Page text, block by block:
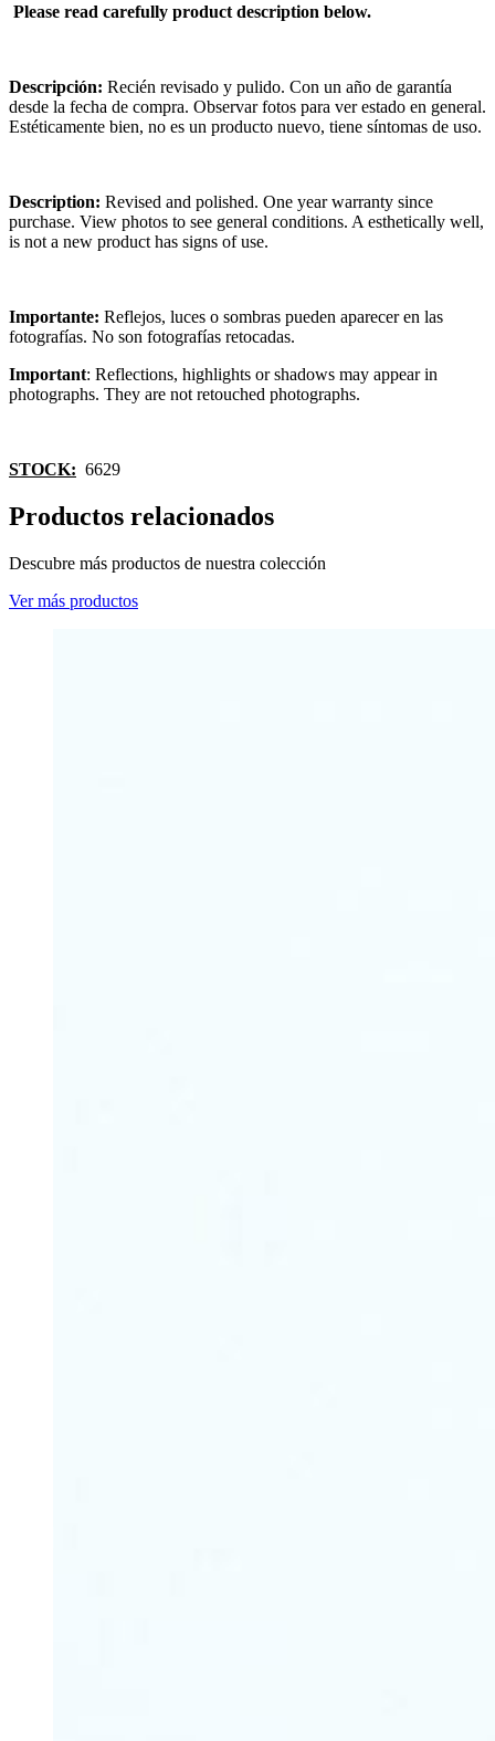
Please read carefully product description below.
Descripción: Recién revisado y pulido. Con un año de garantía
desde la fecha de compra. Observar fotos para ver estado en general.
Estéticamente bien, no es un producto nuevo, tiene síntomas de uso.
Description: Revised and polished. One year warranty since
purchase. View photos to see general conditions. A esthetically well,
is not a new product has signs of use.
Importante: Reflejos, luces o sombras pueden aparecer en las
fotografías. No son fotografías retocadas.
Important: Reflections, highlights or shadows may appear in
photographs. They are not retouched photographs.
STOCK: 6629
Productos relacionados
Descubre más productos de nuestra colección
Ver más productos